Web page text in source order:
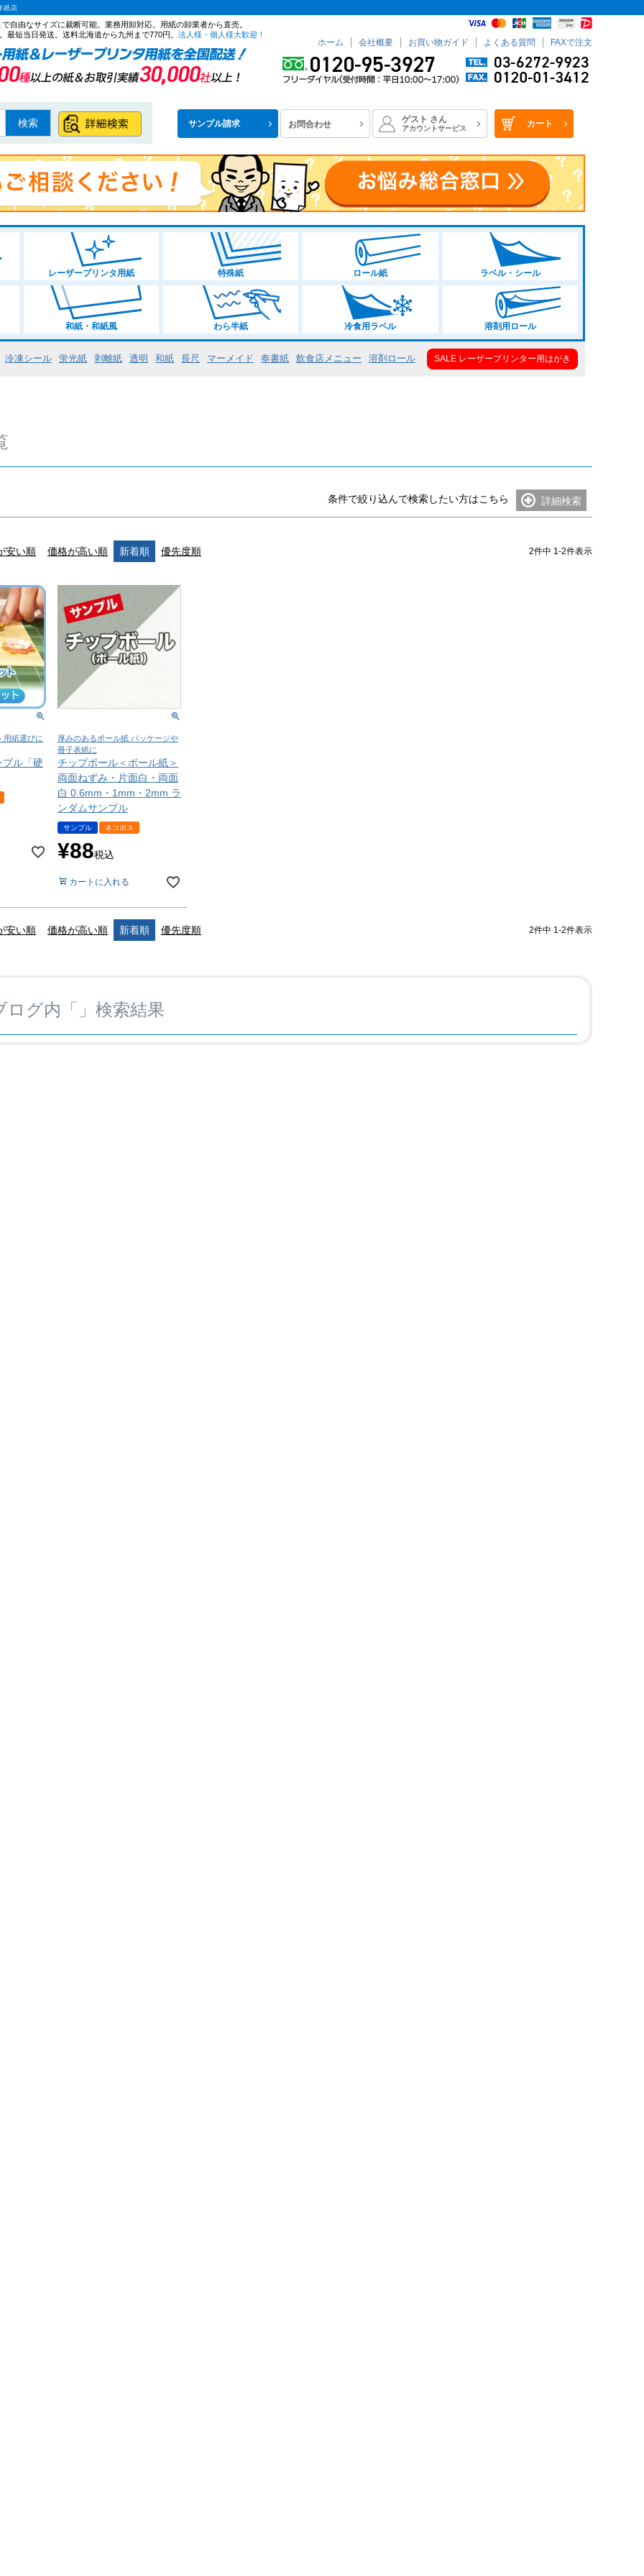
紙店
自由なサイズに裁断可能。業務用卸対応。用紙の卸業者から直売。
最短当日発送。送料北海道から九州まで770円。 法人様・個人様大歓迎！
ホーム 会社概要 お買い物ガイド よくある質問 FAXで注文
サンプル請求 お問合わせ ゲスト さん
アカウントサービス カート
検索
レーザープリンタ用紙 特殊紙 ロール紙 ラベル・シール
和紙・和紙風 わら半紙 冷食用ラベル 溶剤用ロール
冷凍シール 蛍光紙 剥離紙 透明 和紙 長尺 マーメイド 奉書紙 飲食店メニュー 溶剤ロール SALE レーザープリンター用はがき
条件で絞り込んで検索したい方はこちら 詳細検索
〜
A1 A2 A3 A4 B4 B5
A3ノビ
セール品 サンプル
新着順
登録順
優先度順
レビュー順
キーワードヒット順
厚み
薄い（～0.07mm）
普通（0.08mm～0.12mm）
少し厚い（0.13mm～0.17mm）
まあまあ厚い（0.18mm～0.24mm）
厚い（0.25mm～0.27mm）
検索
安い順 価格が高い順 新着順 優先度順 2件中 1 -2件表示
用紙選びに
ル「硬
厚みのあるボール紙 パッケージや
冊子表紙に
チップボール＜ボール紙＞
両面ねずみ・片面白・両面
白 0.6mm・1mm・2mm ラ
ンダムサンプル
サンプル ネコポス
¥88税込
カートに入れる
安い順 価格が高い順 新着順 優先度順 2件中 1 -2件表示
ログ内「 」検索結果